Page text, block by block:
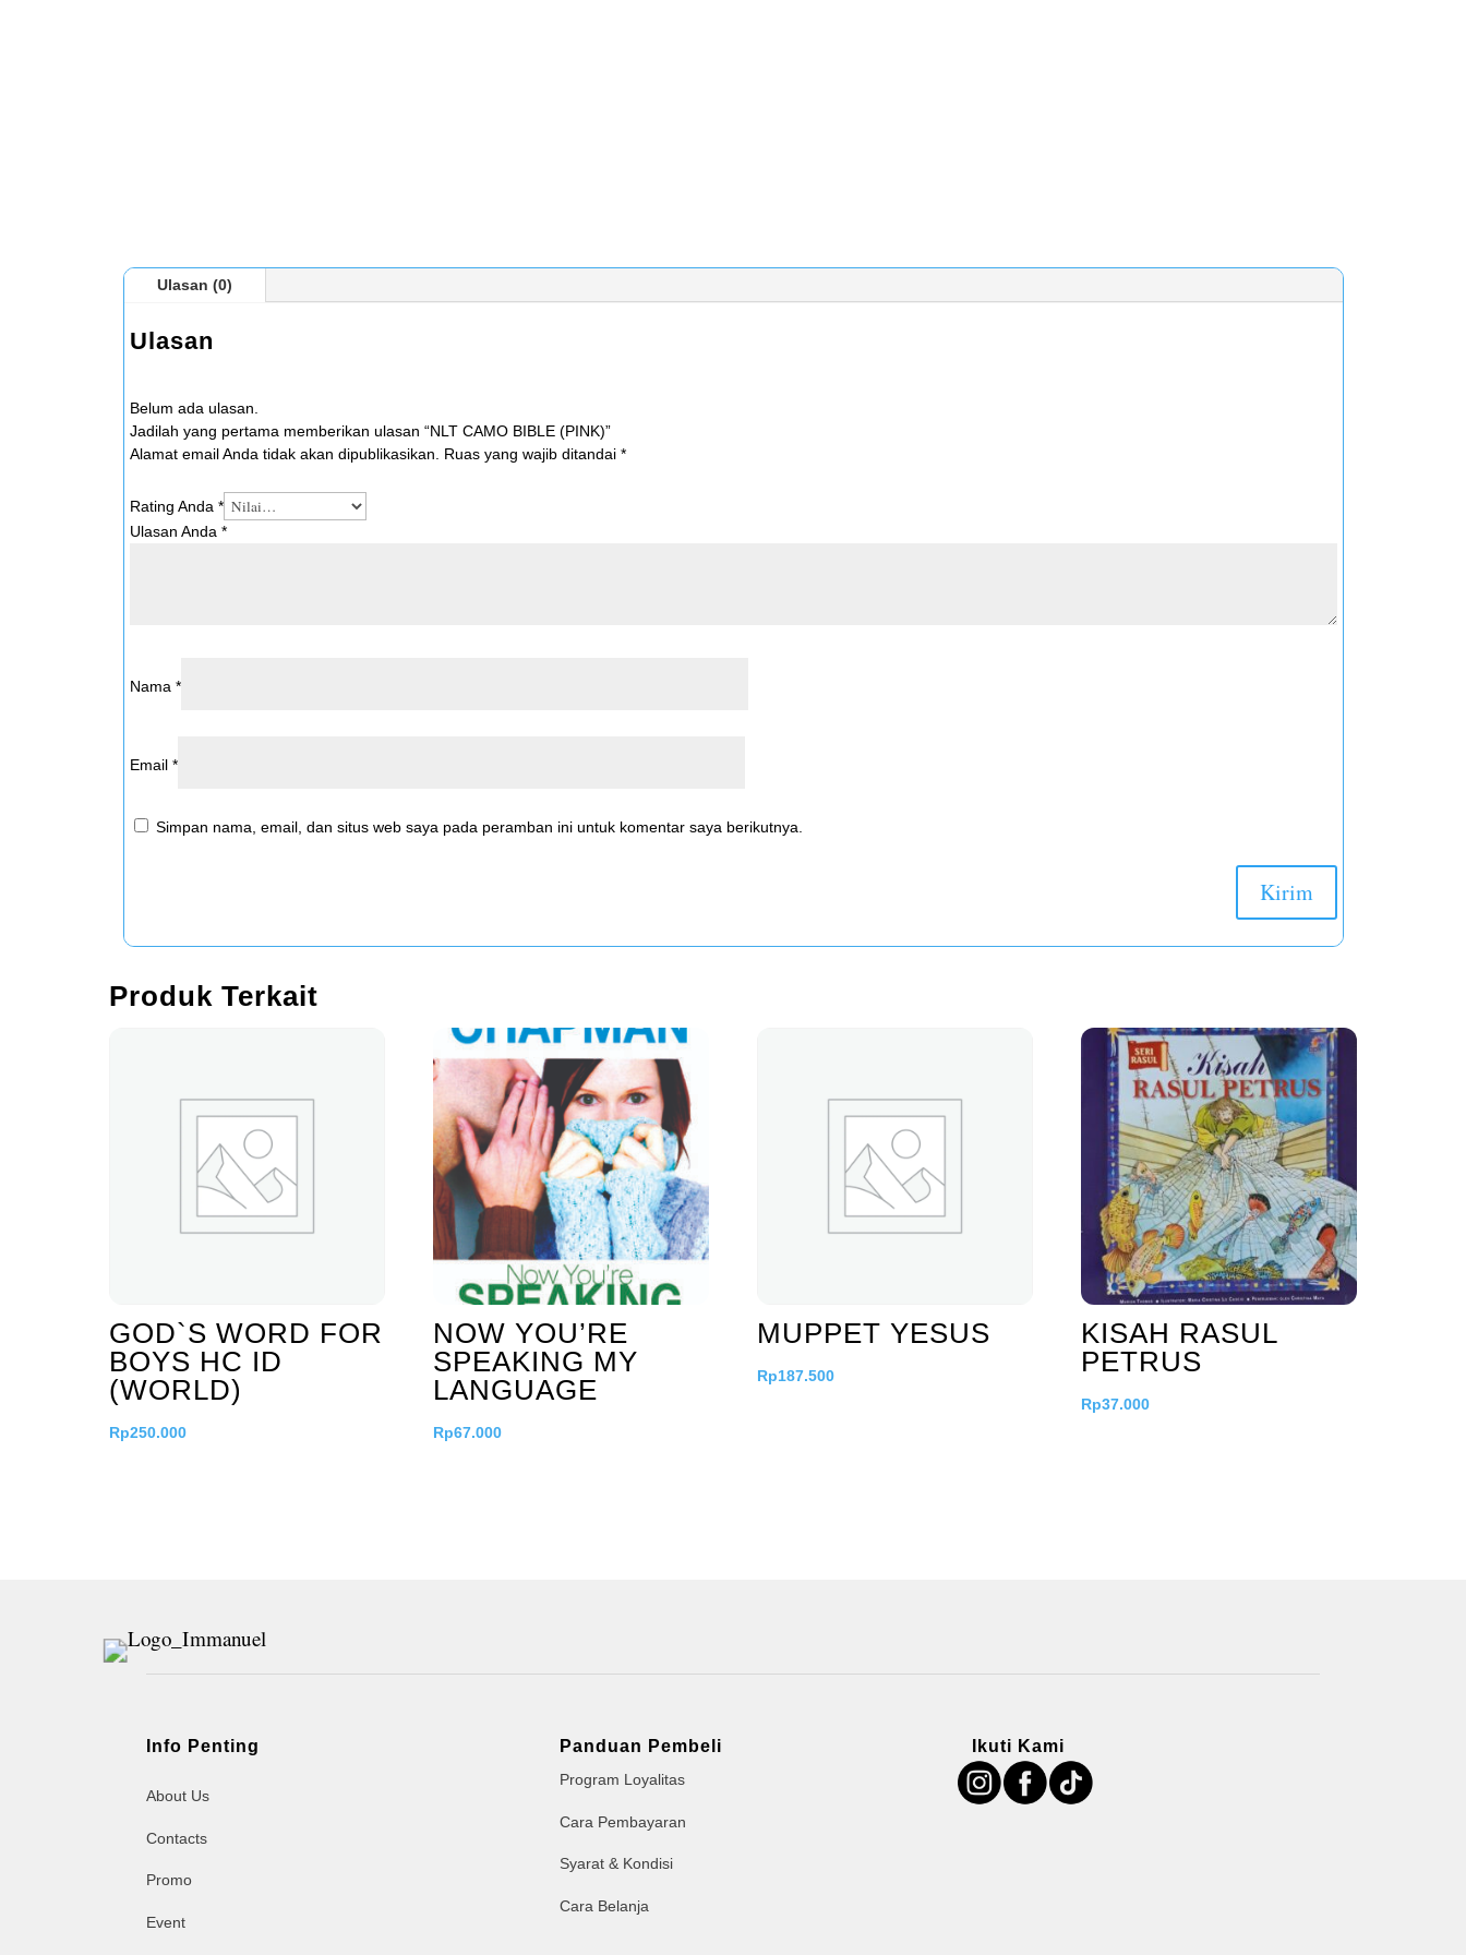
Ulasan (0)
Ulasan
Belum ada ulasan.
Jadilah yang pertama memberikan ulasan “NLT CAMO BIBLE (PINK)”
Alamat email Anda tidak akan dipublikasikan. Ruas yang wajib ditandai *
Rating Anda *
Ulasan Anda *
Nama *
Email *
Simpan nama, email, dan situs web saya pada peramban ini untuk komentar saya berikutnya.
Produk Terkait
GOD`S WORD FOR
BOYS HC ID
(WORLD)
Rp250.000
NOW YOU’RE
SPEAKING MY
LANGUAGE
Rp67.000
MUPPET YESUS
Rp187.500
KISAH RASUL
PETRUS
Rp37.000
Info Penting
About Us
Contacts
Promo
Event
Panduan Pembeli
Program Loyalitas
Cara Pembayaran
Syarat & Kondisi
Cara Belanja
Ikuti Kami